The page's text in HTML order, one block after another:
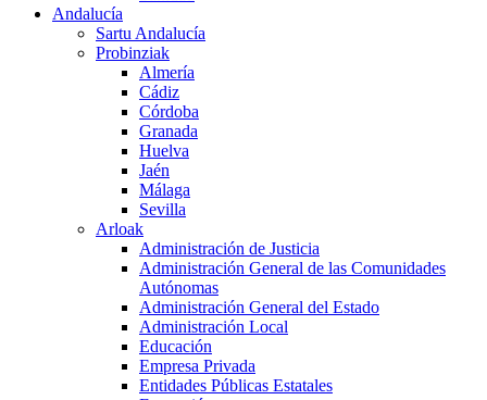
Andalucía
Sartu Andalucía
Probinziak
Almería
Cádiz
Córdoba
Granada
Huelva
Jaén
Málaga
Sevilla
Arloak
Administración de Justicia
Administración General de las Comunidades
Autónomas
Administración General del Estado
Administración Local
Educación
Empresa Privada
Entidades Públicas Estatales